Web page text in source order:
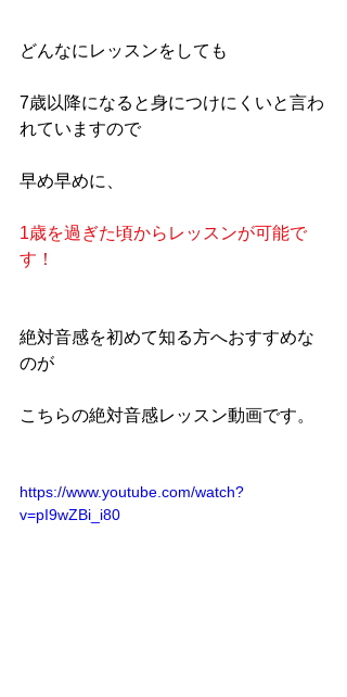
どんなにレッスンをしても
7歳以降になると身につけにくいと言わ
れていますので
早め早めに、
1歳を過ぎた頃からレッスンが可能で
す！
絶対音感を初めて知る方へおすすめな
のが
こちらの絶対音感レッスン動画です。
https://www.youtube.com/watch?
v=pI9wZBi_i80